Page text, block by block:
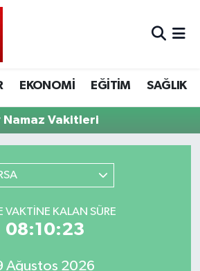
EKONOMİ EĞİTİM SAĞLIK
Namaz Vakitleri
VAKTINE KALAN SÜRE
08:10:23
Ağustos 2026